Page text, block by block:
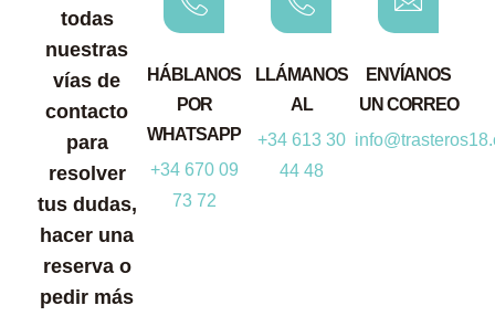
todas
nuestras
vías de
contacto
para
resolver
tus dudas,
hacer una
reserva o
pedir más
HÁBLANOS
POR
WHATSAPP
+34 670 09
73 72
LLÁMANOS
AL
+34 613 30
44 48
ENVÍANOS
UN CORREO